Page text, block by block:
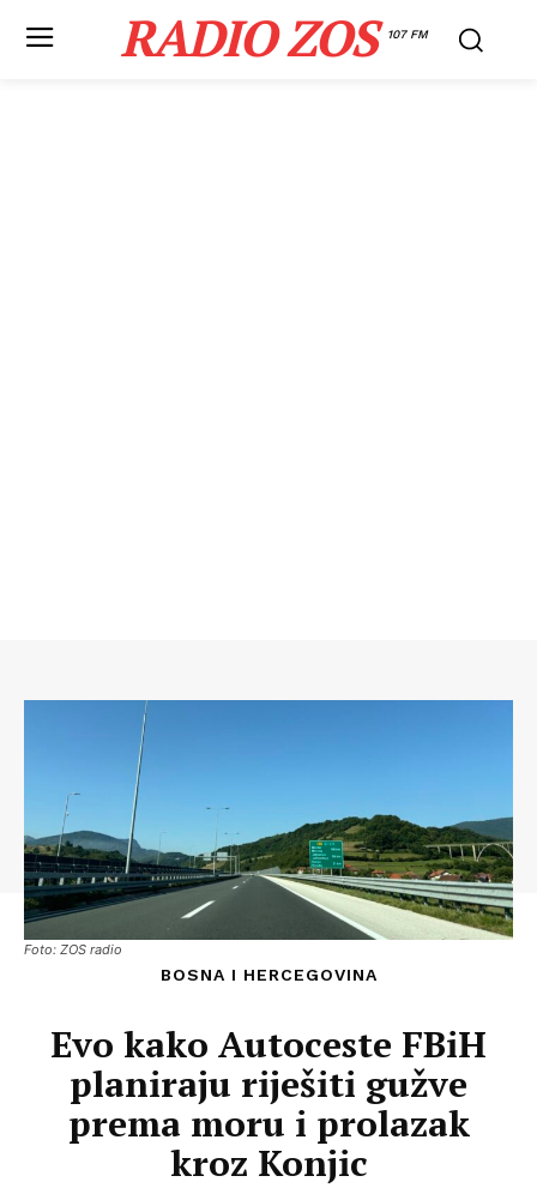
RADIO ZOS 107 FM
Foto: ZOS radio
BOSNA I HERCEGOVINA
Evo kako Autoceste FBiH
planiraju riješiti gužve
prema moru i prolazak
kroz Konjic